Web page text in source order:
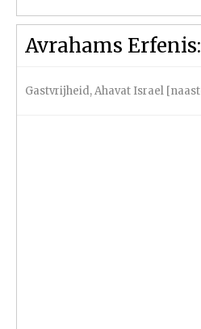
Avrahams
Gastvrijheid,Ahavat Israel